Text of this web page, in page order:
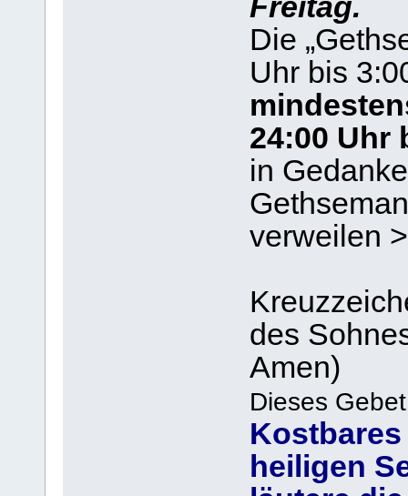
Freitag.
Die
Uhr bis
24:00 Uhr
in
verweilen >
des
Amen)
Dieses Gebet
heiligen